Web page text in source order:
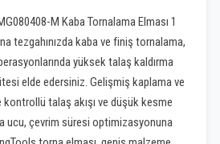
M Kaba Tornalama Elması 1
tezgahınızda kaba ve finiş tornalama,
yüksek talaş kaldırma
elde edersiniz. Gelişmiş kaplama ve
kontrollü talaş akışı ve düşük kesme
ucu, çevrim süresi optimizasyonuna